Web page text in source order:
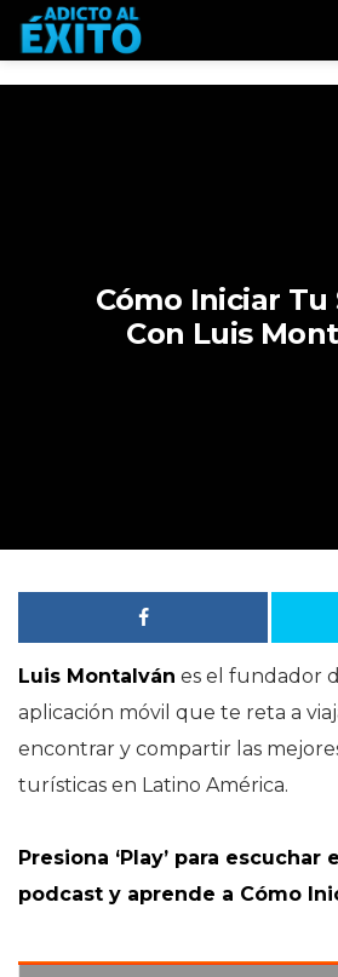
Cómo Iniciar
Con Luis
Luis Montalván es el fundador
aplicación móvil que te reta a
encontrar y compartir las
turísticas en Latino América.
Presiona ‘Play’ para
podcast y aprende a Cómo